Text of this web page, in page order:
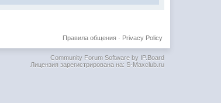
Privacy Policy
Правила общения·
Community Forum Software by IP.Board
Лицензия зарегистрирована на: S-Maxclub.ru